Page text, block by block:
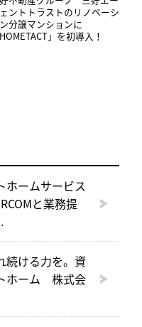
ントトラストのリノベーシ
分譲マンションに
HOMETACT」を初導入！
ホームサービス
と業務提
続ける力を。資
ホーム 株式会